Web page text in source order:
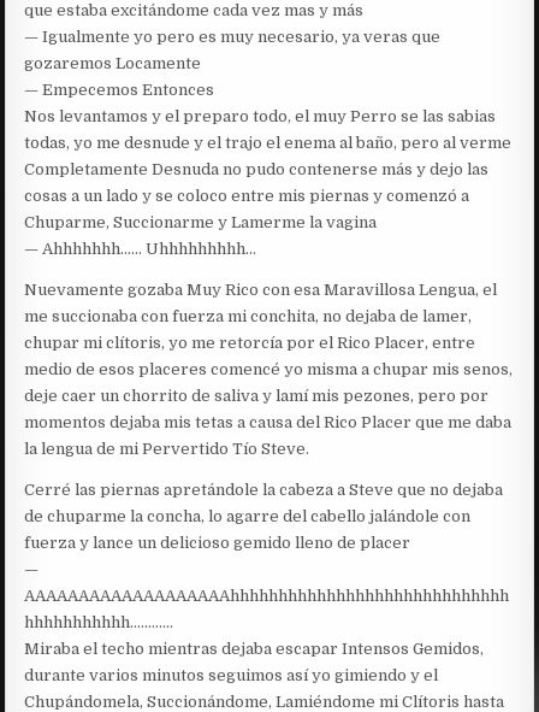
que estaba excitándome cada vez mas y más
— Igualmente yo pero es muy necesario, ya veras que
gozaremos Locamente
— Empecemos Entonces
Nos levantamos y el preparo todo, el muy Perro se las sabias
todas, yo me desnude y el trajo el enema al baño, pero al verme
Completamente Desnuda no pudo contenerse más y dejo las
cosas a un lado y se coloco entre mis piernas y comenzó a
Chuparme, Succionarme y Lamerme la vagina
— Ahhhhhhh…… Uhhhhhhhhh…
Nuevamente gozaba Muy Rico con esa Maravillosa Lengua, el
me succionaba con fuerza mi conchita, no dejaba de lamer,
chupar mi clítoris, yo me retorcía por el Rico Placer, entre
medio de esos placeres comencé yo misma a chupar mis senos,
deje caer un chorrito de saliva y lamí mis pezones, pero por
momentos dejaba mis tetas a causa del Rico Placer que me daba
la lengua de mi Pervertido Tío Steve.
Cerré las piernas apretándole la cabeza a Steve que no dejaba
de chuparme la concha, lo agarre del cabello jalándole con
fuerza y lance un delicioso gemido lleno de placer
—
AAAAAAAAAAAAAAAAAAAhhhhhhhhhhhhhhhhhhhhhhhhhhhhh
hhhhhhhhhhh…………
Miraba el techo mientras dejaba escapar Intensos Gemidos,
durante varios minutos seguimos así yo gimiendo y el
Chupándomela, Succionándome, Lamiéndome mi Clítoris hasta